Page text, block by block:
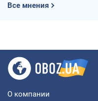
Все мнения
О компании